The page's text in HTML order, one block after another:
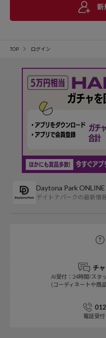
新
TOP ログイン
Daytona Park
デイトナパークの最新情
チ
AI受付：24時間/スタ
(コーディネートや商
電話受